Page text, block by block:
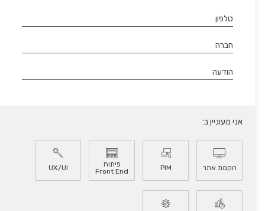
טלפון
חברה
הודעה
אני מעוניין ב:
הקמת אתר PIM
פיתוח
Front End
UX/UI